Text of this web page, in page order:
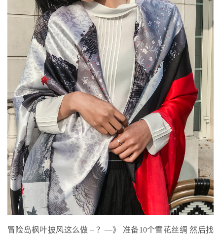
冒险岛枫叶披风这么做 – ？—》 准备10个雪花丝绸 然后找